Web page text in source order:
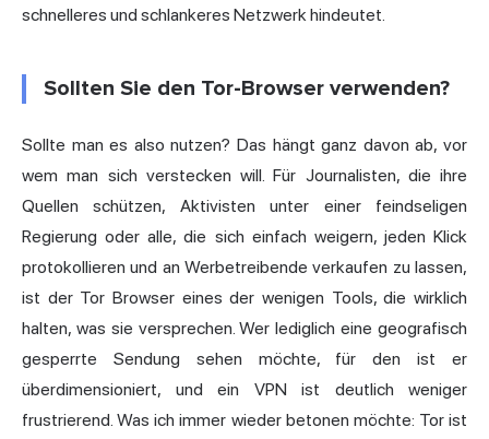
schnelleres und schlankeres Netzwerk hindeutet.
Sollten Sie den Tor-Browser verwenden?
Sollte man es also nutzen? Das hängt ganz davon ab, vor
wem man sich verstecken will. Für Journalisten, die ihre
Quellen schützen, Aktivisten unter einer feindseligen
Regierung oder alle, die sich einfach weigern, jeden Klick
protokollieren und an Werbetreibende verkaufen zu lassen,
ist der Tor Browser eines der wenigen Tools, die wirklich
halten, was sie versprechen. Wer lediglich eine geografisch
gesperrte Sendung sehen möchte, für den ist er
überdimensioniert, und ein VPN ist deutlich weniger
frustrierend. Was ich immer wieder betonen möchte: Tor ist